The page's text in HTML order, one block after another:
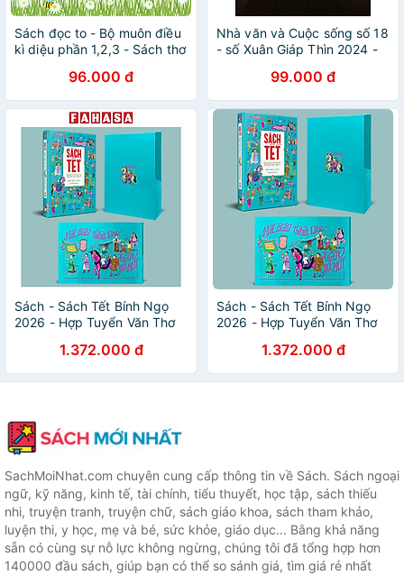
Sách đọc to - Bộ muôn điều
kì diệu phần 1,2,3 - Sách thơ
96.000 đ
Nhà văn và Cuộc sống số 18
- số Xuân Giáp Thìn 2024 -
99.000 đ
Sách - Sách Tết Bính Ngọ
2026 - Hợp Tuyển Văn Thơ
Và Ngày Tết - Bìa Mềm/Bìa
Cứng
1.372.000 đ
Sách - Sách Tết Bính Ngọ
2026 - Hợp Tuyển Văn Thơ
Và Ngày Tết - Ấn Bản Giới
Hạn - Bìa Cứng - Tặng Kèm
Hộp Sơn Mài + Tranh Sơn
1.372.000 đ
SachMoiNhat.com chuyên cung cấp thông tin về Sách. Sách ngoại
ngữ, kỹ năng, kinh tế, tài chính, tiểu thuyết, học tập, sách thiếu
nhi, truyện tranh, truyện chữ, sách giáo khoa, sách tham khảo,
luyện thi, y học, mẹ và bé, sức khỏe, giáo dục... Bằng khả năng
sẵn có cùng sự nỗ lực không ngừng, chúng tôi đã tổng hợp hơn
140000 đầu sách, giúp bạn có thể so sánh giá, tìm giá rẻ nhất